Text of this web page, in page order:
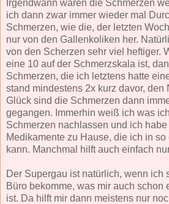
Irgendwann waren die Schmerzen
ich dann zwar immer wieder mal
Schmerzen, wie die, der letzten
nur von den Gallenkoliken her.
von den Scherzen sehr viel heftiger.
eine 10 auf der Schmerzskala ist,
Schmerzen, die ich letztens hatte
stand mindestens 2x kurz davor, den
Glück sind die Schmerzen dann
gegangen. Immerhin weiß ich was
Schmerzen nachlassen und ich
Medikamente zu Hause, die ich in
kann. Manchmal hilft auch einfach
Der Supergau ist natürlich, wenn ich
Büro bekomme, was mir auch schon
ist. Da hilft mir dann meistens nur